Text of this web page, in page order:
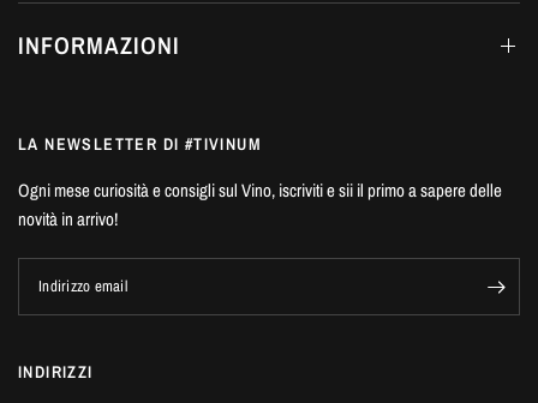
INFORMAZIONI
LA NEWSLETTER DI #TIVINUM
Ogni mese curiosità e consigli sul Vino, iscriviti e sii il primo a sapere delle
novità in arrivo!
Indirizzo email
INDIRIZZI